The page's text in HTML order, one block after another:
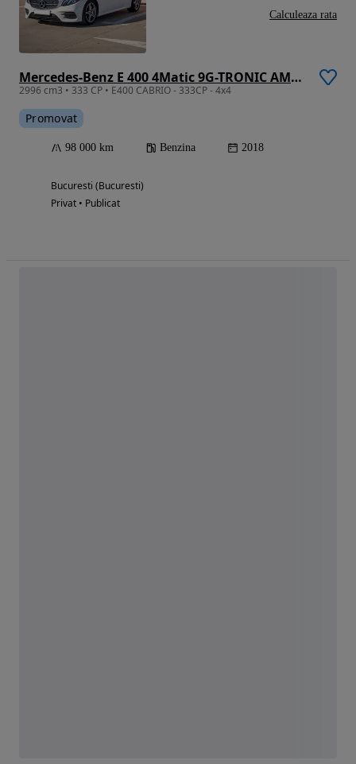
Mercedes-Benz E 400 4Matic 9G-TRONIC AMG Line
2996 cm3 • 333 CP • E400 CABRIO - 333CP - 4x4
Promovat
98 000 km Benzina 2018
Bucuresti (Bucuresti)
Privat • Publicat
Calculeaza rata